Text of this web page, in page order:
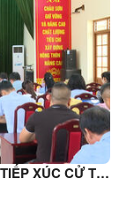
XÚC CỬ TRI
XÃ CHÂU